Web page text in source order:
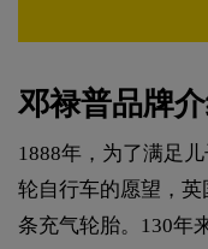
邓禄普品牌介
1888年，为了满足
轮自行车的愿望，
条充气轮胎。130年